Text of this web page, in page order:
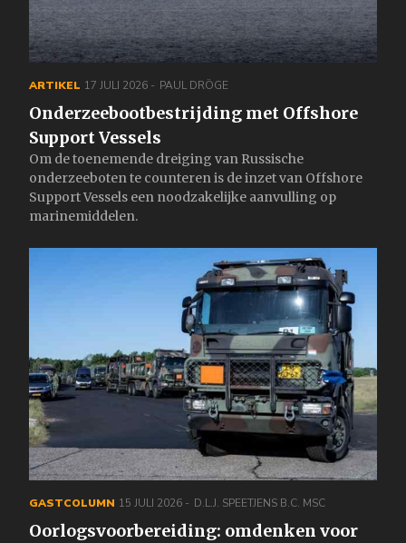
ARTIKEL 17 JULI 2026 PAUL DRÖGE
Onderzeebootbestrijding met Offshore
Support Vessels
Om de toenemende dreiging van Russische
onderzeeboten te counteren is de inzet van Offshore
Support Vessels een noodzakelijke aanvulling op
marinemiddelen.
GASTCOLUMN 15 JULI 2026 D.L.J. SPEETJENS B.C. MSC
Oorlogsvoorbereiding: omdenken voor